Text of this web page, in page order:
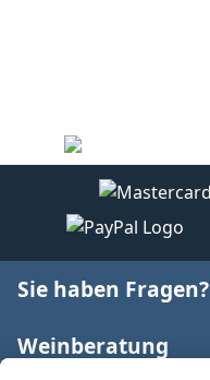
Sie haben Fragen?
Weinberatung